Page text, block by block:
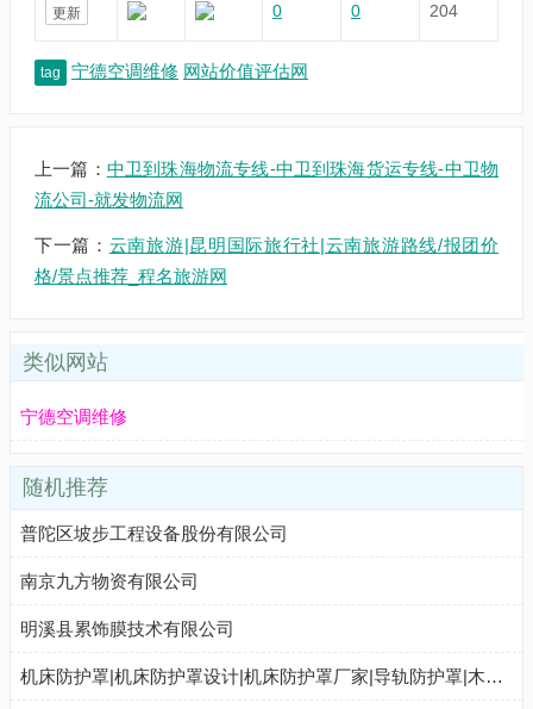
更新 0 0 204
tag 宁德空调维修 网站价值评估网
上一篇： 中卫到珠海物流专线-中卫到珠海货运专线-中卫物
流公司-就发物流网
下一篇： 云南旅游|昆明国际旅行社|云南旅游路线/报团价
格/景点推荐_程名旅游网
类似网站
宁德空调维修
随机推荐
普陀区坡步工程设备股份有限公司
南京九方物资有限公司
明溪县累饰膜技术有限公司
机床防护罩|机床防护罩设计|机床防护罩厂家|导轨防护罩|木子李机床附件厂